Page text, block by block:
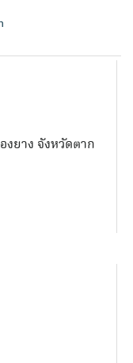
ยาง จังหวัดตาก